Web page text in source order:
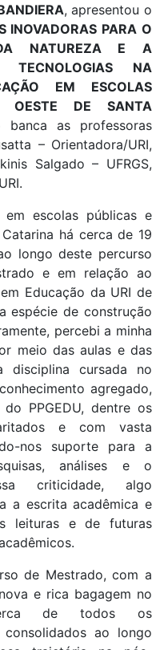
, apresentou o
INOVADORAS PARA O
NATUREZA E A
TECNOLOGIAS NA
EM ESCOLAS
OESTE DE SANTA
as professoras
– Orientadora/URI,
Salgado – UFRGS,
em escolas públicas e
há cerca de 19
longo deste percurso
e em relação ao
Educação da URI de
espécie de construção
percebi a minha
meio das aulas e das
disciplina cursada no
agregado,
PPGEDU, dentre os
e com vasta
nos suporte para a
análises e o
criticidade, algo
a escrita acadêmica e
leituras e de futuras
de Mestrado, com a
e rica bagagem no
de todos os
ao longo